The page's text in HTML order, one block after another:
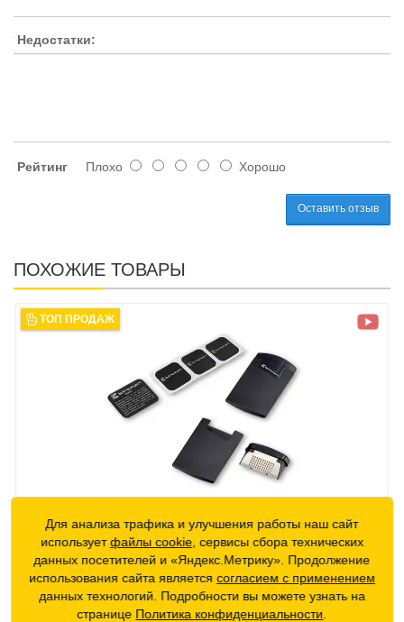
Недостатки:
Рейтинг Плохо Хорошо
Оставить отзыв
ПОХОЖИЕ ТОВАРЫ
ТОП ПРОДАЖ
Комплект для ремонта камер Birzman Feextube (BM09-PO-
AFT-02-K)
Для анализа трафика и улучшения работы наш сайт
используетфайлы cookie , сервисы сбора технических
данных посетителей и «Яндекс.Метрику». Продолжение
использования сайта является согласием с применением
данных технологий. Подробности вы можете узнать на
странице Политика конфиденциальности